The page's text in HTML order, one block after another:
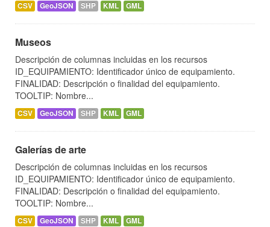
CSV GeoJSON SHP KML GML
Museos
Descripción de columnas incluidas en los recursos
ID_EQUIPAMIENTO: Identificador único de equipamiento.
FINALIDAD: Descripción o finalidad del equipamiento.
TOOLTIP: Nombre...
CSV GeoJSON SHP KML GML
Galerías de arte
Descripción de columnas incluidas en los recursos
ID_EQUIPAMIENTO: Identificador único de equipamiento.
FINALIDAD: Descripción o finalidad del equipamiento.
TOOLTIP: Nombre...
CSV GeoJSON SHP KML GML